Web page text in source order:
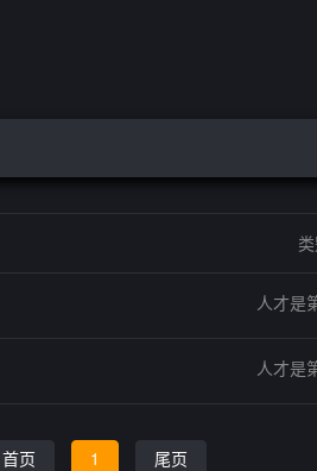
人才是
人才是
首页 1 尾页